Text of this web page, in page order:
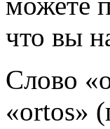
что вы
Слово
«ortos»